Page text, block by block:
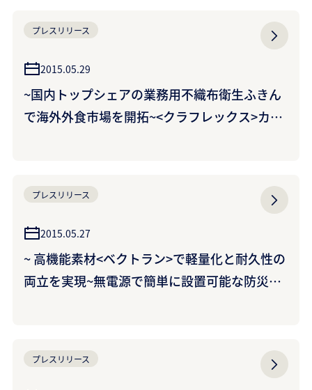
プレスリリース
2015.05.29
~国内トップシェアの業務用不織布衛生ふきん
で海外外食市場を開拓~<クラフレックス>カウ
ラレクラフレックス株式会社)
プレスリリース
2015.05.27
~ 高機能素材<ベクトラン>で軽量化と耐久性の
両立を実現~無電源で簡単に設置可能な防災用
プレスリリース